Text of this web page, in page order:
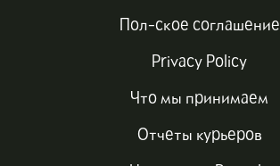
Privacy Policy
Отчеты курьеров
Пол-ское соглашение
Что мы принимаем